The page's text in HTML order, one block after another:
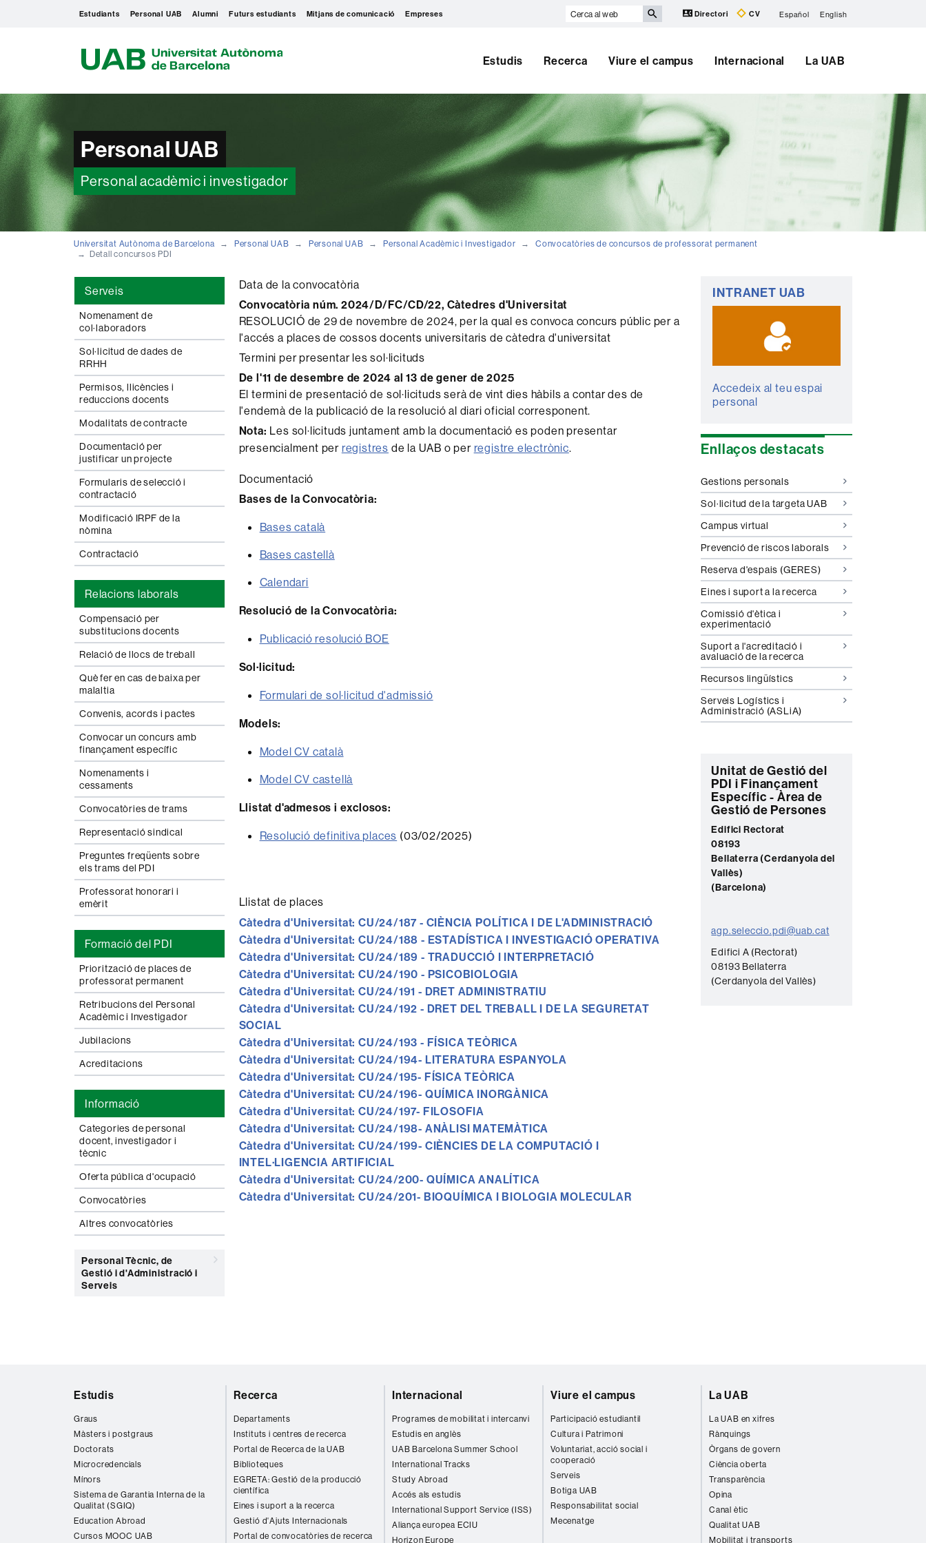
Estudiants Personal UAB Alumni Futurs estudiants Mitjans de comunicació Empreses
Cerca
Directori CV Español English
A
Estudis Recerca Viure el campus Internacional La UAB
Personal UAB
Personal acadèmic i investigador
Universitat Autònoma de Barcelona Personal UAB Personal UAB Personal Acadèmic i Investigador
Convocatòries de concursos de professorat permanent
Detall concursos PDI
Serveis
Nomenament de
col·laboradors
Sol·licitud de dades de
RRHH
Permisos, llicències i
reduccions docents
Modalitats de contracte
Documentació per
justificar un projecte
Formularis de selecció i
contractació
Modificació IRPF de la
nòmina
Contractació
Relacions laborals
Compensació per
substitucions docents
Relació de llocs de treball
Què fer en cas de baixa per
malaltia
Convenis, acords i pactes
Convocar un concurs amb
finançament específic
Nomenaments i
cessaments
Convocatòries de trams
Representació sindical
Preguntes freqüents sobre
els trams del PDI
Professorat honorari i
emèrit
Formació del PDI
Priorització de places de
professorat permanent
Retribucions del Personal
Acadèmic i Investigador
Jubilacions
Acreditacions
Informació
Categories de personal
docent, investigador i
tècnic
Oferta pública d'ocupació
Convocatòries
Altres convocatòries
Personal Tècnic, de
Gestió i d'Administració i
Serveis
Data de la convocatòria
Convocatòria núm. 2024/D/FC/CD/22, Càtedres d'Universitat
RESOLUCIÓ de 29 de novembre de 2024, per la qual es convoca concurs públic per a
l'accés a places de cossos docents universitaris de càtedra d'universitat
Termini per presentar les sol·licituds
De l'11 de desembre de 2024 al 13 de gener de 2025
El termini de presentació de sol·licituds serà de vint dies hàbils a contar des de
l'endemà de la publicació de la resolució al diari oficial corresponent.
Nota: Les sol·licituds juntament amb la documentació es poden presentar
presencialment per registres de la UAB o per registre electrònic.
Documentació
Bases de la Convocatòria:
Bases català
Bases castellà
Calendari
Resolució de la Convocatòria:
Publicació resolució BOE
Sol·licitud:
Formulari de sol·licitud d'admissió
Models:
Model CV català
Model CV castellà
Llistat d'admesos i exclosos:
Resolució definitiva places (03/02/2025)
Llistat de places
Càtedra d'Universitat: CU/24/187 - CIÈNCIA POLÍTICA I DE L'ADMINISTRACIÓ
Càtedra d'Universitat: CU/24/188 - ESTADÍSTICA I INVESTIGACIÓ OPERATIVA
Càtedra d'Universitat: CU/24/189 - TRADUCCIÓ I INTERPRETACIÓ
Càtedra d'Universitat: CU/24/190 - PSICOBIOLOGIA
Càtedra d'Universitat: CU/24/191 - DRET ADMINISTRATIU
Càtedra d'Universitat: CU/24/192 - DRET DEL TREBALL I DE LA SEGURETAT
SOCIAL
Càtedra d'Universitat: CU/24/193 - FÍSICA TEÒRICA
Càtedra d'Universitat: CU/24/194- LITERATURA ESPANYOLA
Càtedra d'Universitat: CU/24/195- FÍSICA TEÒRICA
Càtedra d'Universitat: CU/24/196- QUÍMICA INORGÀNICA
Càtedra d'Universitat: CU/24/197- FILOSOFIA
Càtedra d'Universitat: CU/24/198- ANÀLISI MATEMÀTICA
Càtedra d'Universitat: CU/24/199- CIÈNCIES DE LA COMPUTACIÓ I
INTEL·LIGENCIA ARTIFICIAL
Càtedra d'Universitat: CU/24/200- QUÍMICA ANALÍTICA
Càtedra d'Universitat: CU/24/201- BIOQUÍMICA I BIOLOGIA MOLECULAR
Informació
complementària
INTRANET UAB
Accedeix al teu espai
personal
Enllaços destacats
Gestions personals
Sol·licitud de la targeta UAB
Campus virtual
Prevenció de riscos laborals
Reserva d'espais (GERES)
Eines i suport a la recerca
Comissió d'ètica i
experimentació
Suport a l'acreditació i
avaluació de la recerca
Recursos lingüístics
Serveis Logístics i
Administració (ASLiA)
C
o
n
t
a
c
t
Unitat de Gestió del
PDI i Finançament
Específic - Àrea de
Gestió de Persones
Edifici Rectorat
08193
Bellaterra (Cerdanyola del
Vallès)
(Barcelona)
agp.seleccio.pdi@uab.cat
Edifici A (Rectorat)
08193 Bellaterra
(Cerdanyola del Vallès)
Estudis
Graus
Màsters i postgraus
Doctorats
Microcredencials
Mínors
Sistema de Garantia Interna de la
Qualitat (SGIQ)
Education Abroad
Cursos MOOC UAB
Recerca
Departaments
Instituts i centres de recerca
Portal de Recerca de la UAB
Biblioteques
EGRETA: Gestió de la producció
científica
Eines i suport a la recerca
Gestió d'Ajuts Internacionals
Portal de convocatòries de recerca
Internacional
Programes de mobilitat i intercanvi
Estudis en anglès
UAB Barcelona Summer School
International Tracks
Study Abroad
Accés als estudis
International Support Service (ISS)
Aliança europea ECIU
Horizon Europe
Viure el campus
Participació estudiantil
Cultura i Patrimoni
Voluntariat, acció social i
cooperació
Serveis
Botiga UAB
Responsabilitat social
Mecenatge
La UAB
La UAB en xifres
Rànquings
Òrgans de govern
Ciència oberta
Transparència
Opina
Canal ètic
Qualitat UAB
Mobilitat i transports